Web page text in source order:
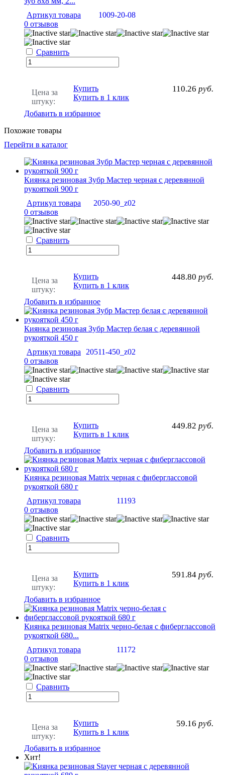
Артикул товара
1009-20-08
0 отзывов
Сравнить
Цена за
штуку:
110.26 руб.
Купить
Купить в 1 клик
Добавить в избранное
Похожие товары
Перейти в каталог
Киянка резиновая Зубр Мастер черная с деревянной
рукояткой 900 г
Артикул товара
2050-90_z02
0 отзывов
Сравнить
Цена за
штуку:
448.80 руб.
Купить
Купить в 1 клик
Добавить в избранное
Киянка резиновая Зубр Мастер белая с деревянной
рукояткой 450 г
Артикул товара
20511-450_z02
0 отзывов
Сравнить
Цена за
штуку:
449.82 руб.
Купить
Купить в 1 клик
Добавить в избранное
Киянка резиновая Matrix черная с фиберглассовой
рукояткой 680 г
Артикул товара
11193
0 отзывов
Сравнить
Цена за
штуку:
591.84 руб.
Купить
Купить в 1 клик
Добавить в избранное
Киянка резиновая Matrix черно-белая с фиберглассовой
рукояткой 680...
Артикул товара
11172
0 отзывов
Сравнить
Цена за
штуку:
59.16 руб.
Купить
Купить в 1 клик
Добавить в избранное
Хит!